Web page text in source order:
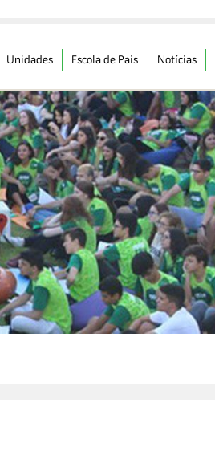
Unidades Escola de Pais Notícias